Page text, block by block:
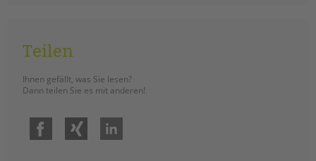
Teilen
Ihnen gefällt, was Sie lesen?
Dann teilen Sie es mit anderen!
Facebook Xing